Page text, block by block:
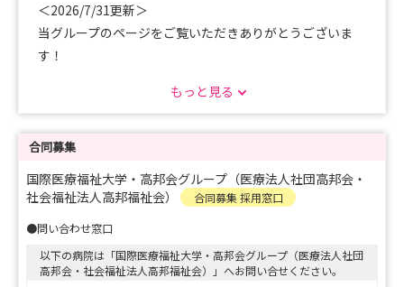
＜2026/7/31更新＞
当グループのページをご覧いただきありがとうございま
す！
新たに説明会・見学会の情報を更新いたしました。
【説明会】
時間▸9：30～11：30
開催内容▸グループ紹介、看護部説明（募集施設・教育体
制紹介）、先輩看護師とのWEBフリートーク 他
もっと見る
合同募集
国際医療福祉大学・高邦会グループ（医療法人社団高邦会・
社会福祉法人高邦福祉会）
合同募集 採用窓口
●問い合わせ窓口
以下の病院は「国際医療福祉大学・高邦会グループ（医療法人社団
高邦会・社会福祉法人高邦福祉会）」へお問い合せください。